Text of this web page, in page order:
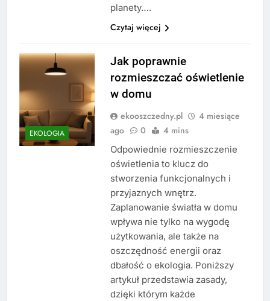
planety….
Czytaj więcej
EKOLOGIA
Jak poprawnie
rozmieszczać oświetlenie
w domu
ekooszczedny.pl
4 miesiące
ago
0 4 mins
Odpowiednie rozmieszczenie
oświetlenia to klucz do
stworzenia funkcjonalnych i
przyjaznych wnętrz.
Zaplanowanie światła w domu
wpływa nie tylko na wygodę
użytkowania, ale także na
oszczędność energii oraz
dbałość o ekologia. Poniższy
artykuł przedstawia zasady,
dzięki którym każde